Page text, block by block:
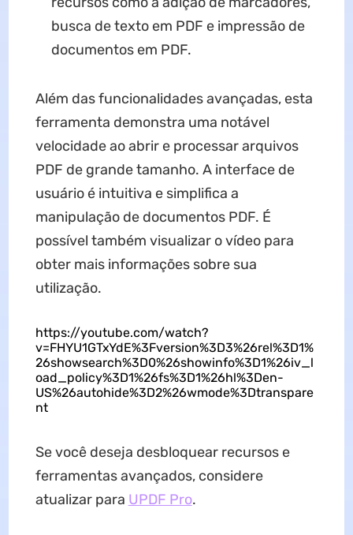
busca de texto em PDF e impressão de
documentos em PDF.
Além das funcionalidades avançadas, esta
ferramenta demonstra uma notável
velocidade ao abrir e processar arquivos
PDF de grande tamanho. A interface de
usuário é intuitiva e simplifica a
manipulação de documentos PDF. É
possível também visualizar o vídeo para
obter mais informações sobre sua
utilização.
https://youtube.com/watch?
v=FHYU1GTxYdE%3Fversion%3D3%26rel%3D1%
26showsearch%3D0%26showinfo%3D1%26iv_l
oad_policy%3D1%26fs%3D1%26hl%3Den-
US%26autohide%3D2%26wmode%3Dtranspare
nt
Se você deseja desbloquear recursos e
ferramentas avançados, considere
atualizar para UPDF Pro.